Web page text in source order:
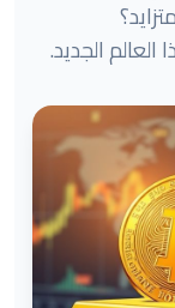
الجديد.